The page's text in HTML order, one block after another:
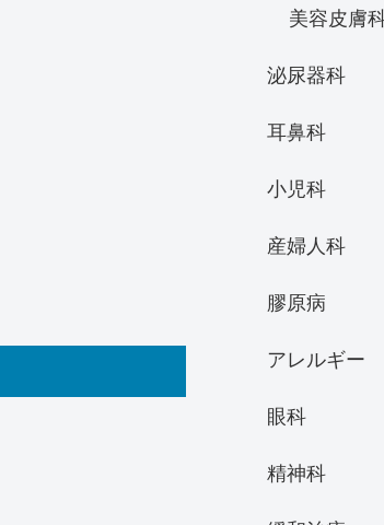
美容皮膚
泌尿器科
耳鼻科
小児科
産婦人科
膠原病
アレルギー
眼科
精神科